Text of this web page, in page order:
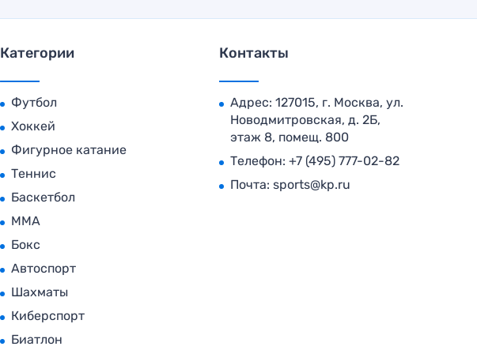
Категории
Футбол
Хоккей
Фигурное катание
Теннис
Баскетбол
MMA
Бокс
Автоспорт
Шахматы
Киберспорт
Биатлон
Контакты
Адрес: 127015, г. Москва, ул.
Новодмитровская, д. 2Б,
этаж 8, помещ. 800
Телефон: +7 (495) 777-02-82
Почта: sports@kp.ru